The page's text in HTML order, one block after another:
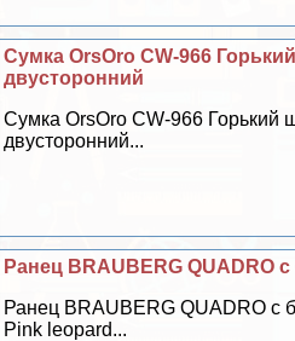
Сумка OrsOro CW-966
двусторонний
Сумка OrsOro CW-966 Горький
двусторонний...
Ранец BRAUBERG QUADRO
Ранец BRAUBERG QUADRO с
Pink leopard...